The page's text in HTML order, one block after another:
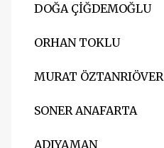
DOĞA ÇİĞDEMOĞLU
ORHAN TOKLU
MURAT ÖZTANRIÖVER
SONER ANAFARTA
ADIYAMAN